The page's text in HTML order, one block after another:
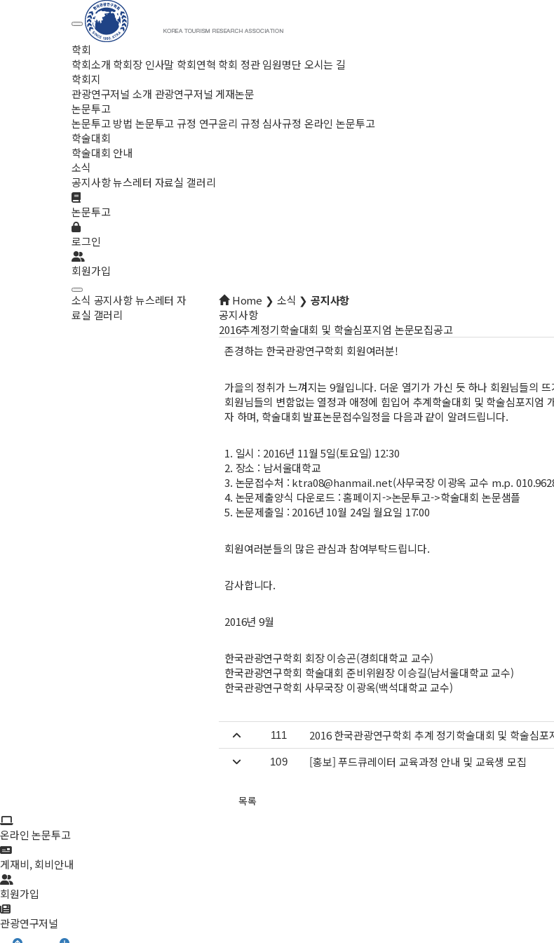
학회
학회소개 학회장 인사말 학회연혁 학회 정관 임원명단 오시는 길
학회지
관광연구저널 소개 관광연구저널 게재논문
논문투고
논문투고 방법 논문투고 규정 연구윤리 규정 심사규정 온라인 논문투고
학술대회
학술대회 안내
소식
공지사항뉴스레터 자료실 갤러리
논문투고
로그인
회원가입
소식 공지사항뉴스레터 자
료실 갤러리
Home ❯ 소식 ❯ 공지사항
공지사항
2016추계정기학술대회 및 학술심포지엄 논문모집공고
존경하는 한국관광연구학회 회원여러분!
가을의 정취가 느껴지는 9월입니다. 더운 열기가 가신 듯 하나 회원님들의
회원님들의 변함없는 열정과 애정에 힘입어 추계학술대회 및 학술심포지
자 하며, 학술대회 발표논문접수일정을 다음과 같이 알려드립니다.
1. 일시 : 2016년 11월 5일(토요일) 12:30
2. 장소 : 남서울대학교
3. 논문접수처 : ktra08@hanmail.net(사무국장 이광옥 교수 m.p.
4. 논문제출양식 다운로드 : 홈페이지->논문투고->학술대회 논문샘플
5. 논문제출일 : 2016년 10월 24일 월요일 17:00
회원여러분들의 많은 관심과 참여부탁드립니다.
감사합니다.
2016년 9월
한국관광연구학회 회장 이승곤(경희대학교 교수)
한국관광연구학회 학술대회 준비위원장 이승길(남서울대학교 교수)
한국관광연구학회 사무국장 이광옥(백석대학교 교수)
111 2016 한국관광연구학회 추계 정기학술대회 및 학술심포
109 [홍보] 푸드큐레이터 교육과정 안내 및 교육생 모집
목록
온라인 논문투고
게재비, 회비안내
회원가입
관광연구저널